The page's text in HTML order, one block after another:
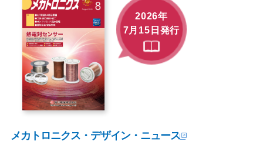
2026年
7月15日発行
メカトロニクス・デザイン・ニュース